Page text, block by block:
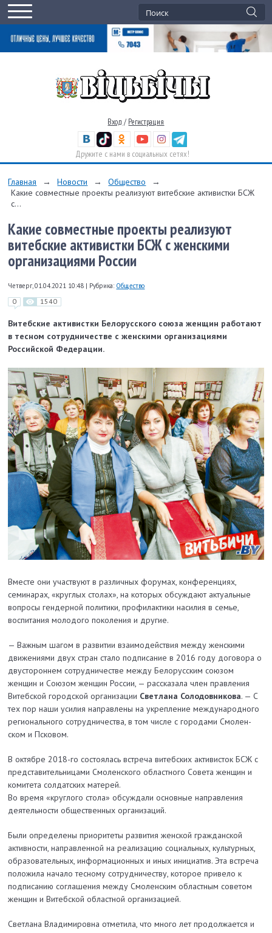
Вход / Регистрация
Дружите с нами в социальных сетях!
Главная → Новости → Общество
→
Какие совместные проекты реализуют витебские активистки БСЖ
с...
Какие совместные проекты реализуют
витебские активистки БСЖ с женскими
организациями России
Четверг, 01.04.2021 10:48 | Рубрика: Общество
0 1540
Витебские активистки Белорусского союза женщин работают
в тесном сотрудничестве с женскими организациями
Российской Федерации.
Вместе они участвуют в различных форумах, конференциях,
семинарах, «круглых столах», на которых обсуждают актуальные
вопросы гендерной политики, профилактики насилия в семье,
воспитания молодого поколения и другие.
— Важным шагом в развитии взаимодействия между женскими
движениями двух стран стало подписание в 2016 году договора о
двустороннем сотрудничест­ве между Белорусским союзом
женщин и Союзом женщин России, — рассказала член правления
Витебской городской организации Светлана Солодовникова. — С
тех пор наши усилия направлены на укрепление международного
регионального сотрудничества, в том числе с городами Смолен­
ском и Псковом.
В октябре 2018-го состоялась встреча витебских активисток БСЖ с
представительницами Смоленского областного Совета женщин и
комитета солдатских матерей.
Во время «круглого стола» обсуждали основные направления
деятельности общест­венных организаций.
Были определены приоритеты развития женской гражданской
активности, направленной на реа­лизацию социальных, культурных,
образовательных, информационных и иных инициатив. Эта встреча
положила начало тесному сотрудничеству, которое привело к
подписанию соглашения между Смоленским областным советом
женщин и Витебской областной организацией.
Светлана Владимировна отметила, что много лет продолжается и